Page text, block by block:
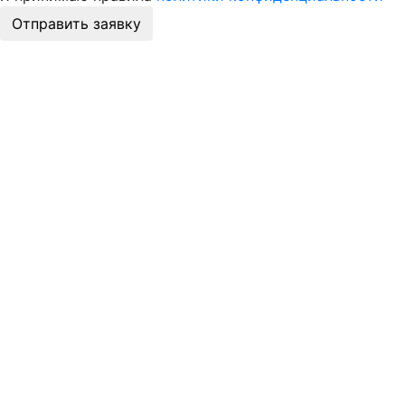
Отправить заявку